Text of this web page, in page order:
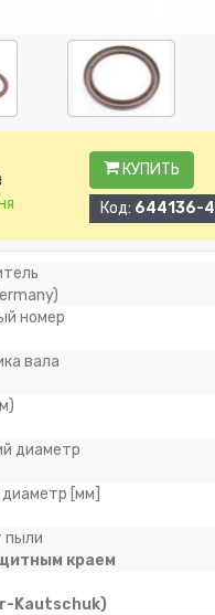
КУПИТЬ
Код: 644136-4
номер
вала
диаметр
[мм]
пыли
краем
Kautschuk)